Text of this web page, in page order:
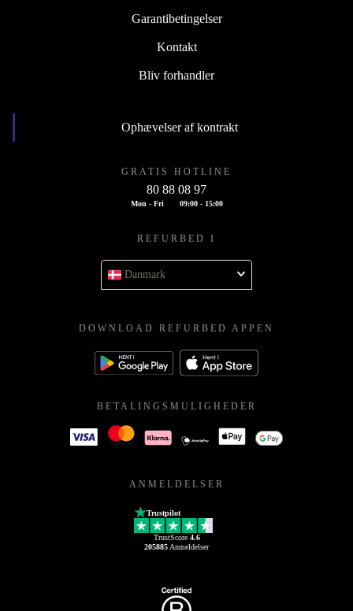
Garantibetingelser
Kontakt
Bliv forhandler
Ophævelser af kontrakt
GRATIS HOTLINE
80 88 08 97
Mon - Fri 09:00 - 15:00
REFURBED I
Danmark
DOWNLOAD REFURBED APPEN
BETALINGSMULIGHEDER
ANMELDELSER
Trustpilot
TrustScore 4.6
205885 Anmeldelser